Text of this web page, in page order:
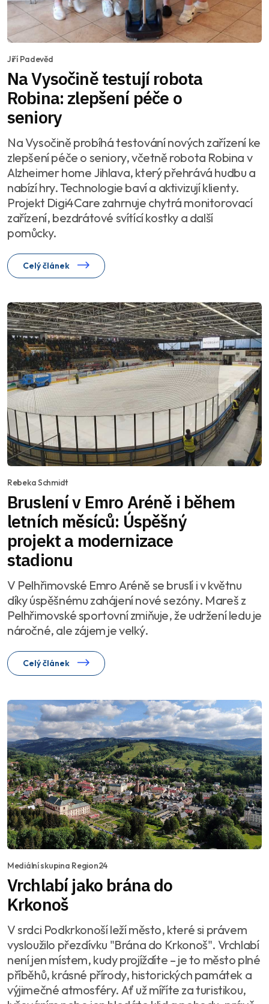
Jiří Padevěd
Na Vysočině testují robota
Robina: zlepšení péče o
seniory
Na Vysočině probíhá testování nových zařízení ke
zlepšení péče o seniory, včetně robota Robina v
Alzheimer home Jihlava, který přehrává hudbu a
nabízí hry. Technologie baví a aktivizují klienty.
Projekt Digi4Care zahrnuje chytrá monitorovací
zařízení, bezdrátové svítící kostky a další
pomůcky.
Celý článek
Rebeka Schmidt
Bruslení v Emro Aréně i během
letních měsíců: Úspěšný
projekt a modernizace
stadionu
V Pelhřimovské Emro Aréně se bruslí i v květnu
díky úspěšnému zahájení nové sezóny. Mareš z
Pelhřimovské sportovní zmiňuje, že udržení ledu je
náročné, ale zájem je velký.
Celý článek
Mediální skupina Region24
Vrchlabí jako brána do
Krkonoš
V srdci Podkrkonoší leží město, které si právem
vysloužilo přezdívku "Brána do Krkonoš". Vrchlabí
není jen místem, kudy projíždíte – je to město plné
příběhů, krásné přírody, historických památek a
výjimečné atmosféry. Ať už míříte za turistikou,